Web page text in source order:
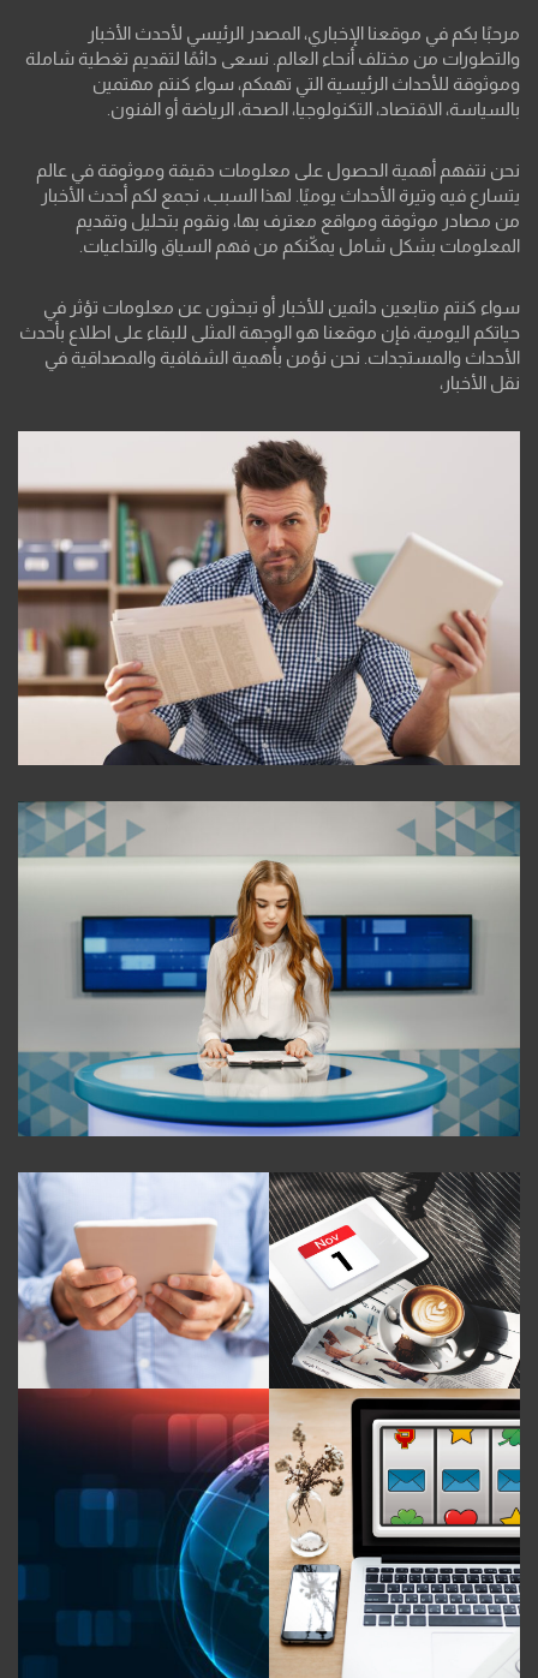
مرحبًا بكم في موقعنا الإخباري، المصدر الرئيسي لأحدث الأخبار
والتطورات من مختلف أنحاء العالم. نسعى دائمًا لتقديم تغطية شاملة
وموثوقة للأحداث الرئيسية التي تهمكم، سواء كنتم مهتمين
بالسياسة، الاقتصاد، التكنولوجيا، الصحة، الرياضة أو الفنون.
نحن نتفهم أهمية الحصول على معلومات دقيقة وموثوقة في عالم
يتسارع فيه وتيرة الأحداث يوميًا. لهذا السبب، نجمع لكم أحدث الأخبار
من مصادر موثوقة ومواقع معترف بها، ونقوم بتحليل وتقديم
المعلومات بشكل شامل يمكّنكم من فهم السياق والتداعيات.
سواء كنتم متابعين دائمين للأخبار أو تبحثون عن معلومات تؤثر في
حياتكم اليومية، فإن موقعنا هو الوجهة المثلى للبقاء على اطلاع بأحدث
الأحداث والمستجدات. نحن نؤمن بأهمية الشفافية والمصداقية في
نقل الأخبار،